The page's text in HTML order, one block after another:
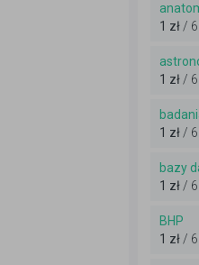
1 zł /
1 zł /
1 zł /
bazy
1 zł /
BHP
1 zł /